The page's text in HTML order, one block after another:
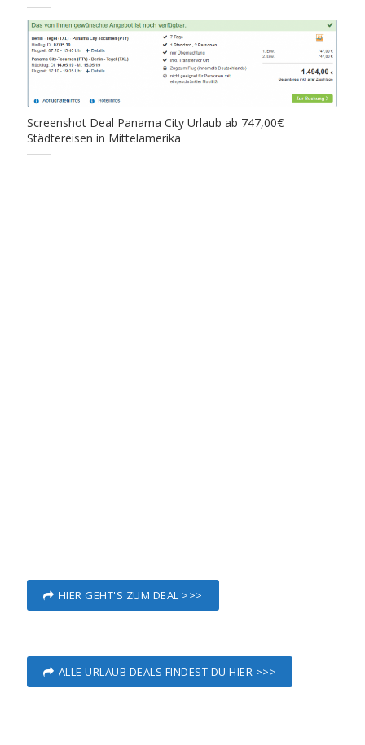
Screenshot Deal Panama City Urlaub ab 747,00€
Städtereisen in Mittelamerika
HIER GEHT'S ZUM DEAL >>>
ALLE URLAUB DEALS FINDEST DU HIER >>>